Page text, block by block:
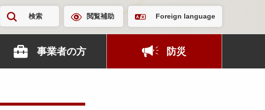
検索 閲覧補助 Foreign language
事業者の方 防災